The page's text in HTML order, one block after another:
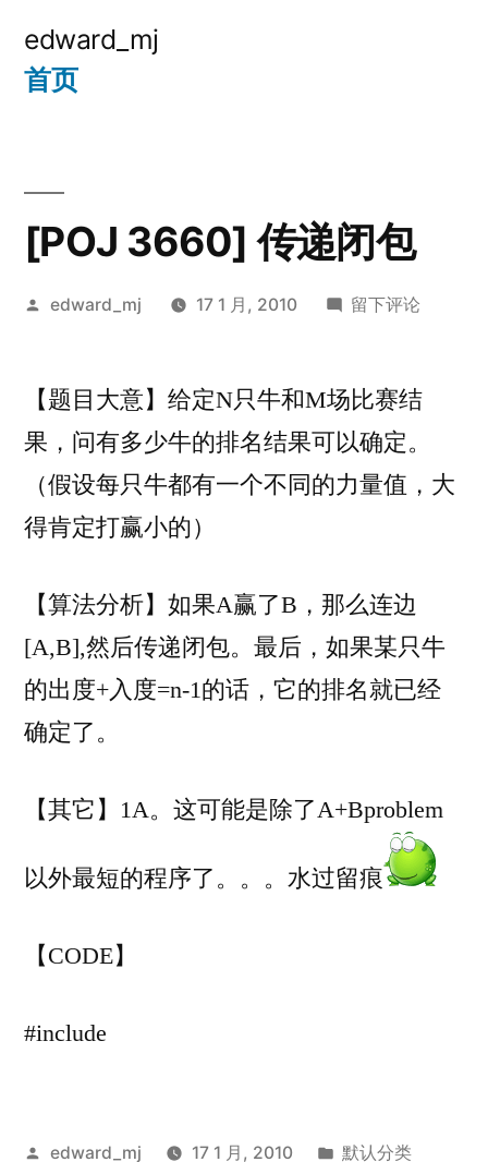
edward_mj
首页
[POJ 3660] 传递闭包
发
edward_mj 17 1 月, 2010
于
传
闭
包
留下评论
【题目大意】给定N只牛和M场比赛结
果，问有多少牛的排名结果可以确定。
（假设每只牛都有一个不同的力量值，大
得肯定打赢小的）
【算法分析】如果A赢了B，那么连边
[A,B],然后传递闭包。最后，如果某只牛
的出度+入度=n-1的话，它的排名就已经
确定了。
【其它】1A。这可能是除了A+Bproblem
以外最短的程序了。。。水过留痕
【CODE】
#include
发
edward_mj 17 1 月, 2010
发
默认分类